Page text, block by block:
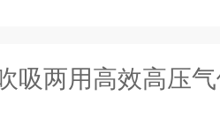
吸两用高效高压气体循